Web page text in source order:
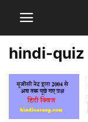
hindi-quiz